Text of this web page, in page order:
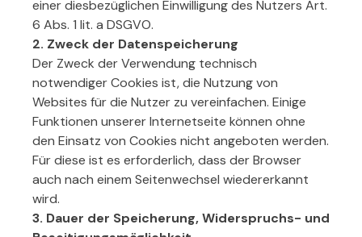
einer diesbezüglichen Einwilligung des Nutzers Art.
6 Abs. 1 lit. a DSGVO.
2. Zweck der Datenspeicherung
Der Zweck der Verwendung technisch
notwendiger Cookies ist, die Nutzung von
Websites für die Nutzer zu vereinfachen. Einige
Funktionen unserer Internetseite können ohne
den Einsatz von Cookies nicht angeboten werden.
Für diese ist es erforderlich, dass der Browser
auch nach einem Seitenwechsel wiedererkannt
wird.
3. Dauer der Speicherung, Widerspruchs- und